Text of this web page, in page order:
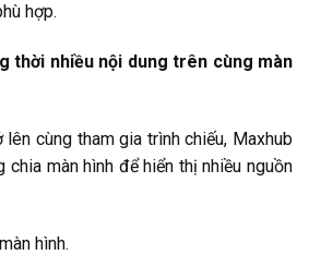
hợp.
thời nhiều nội dung trên cùng màn
cùng tham gia trình chiếu, Maxhub
màn hình để hiển thị nhiều nguồn
hình.